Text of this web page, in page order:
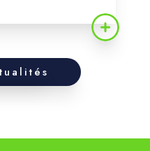
et la performance